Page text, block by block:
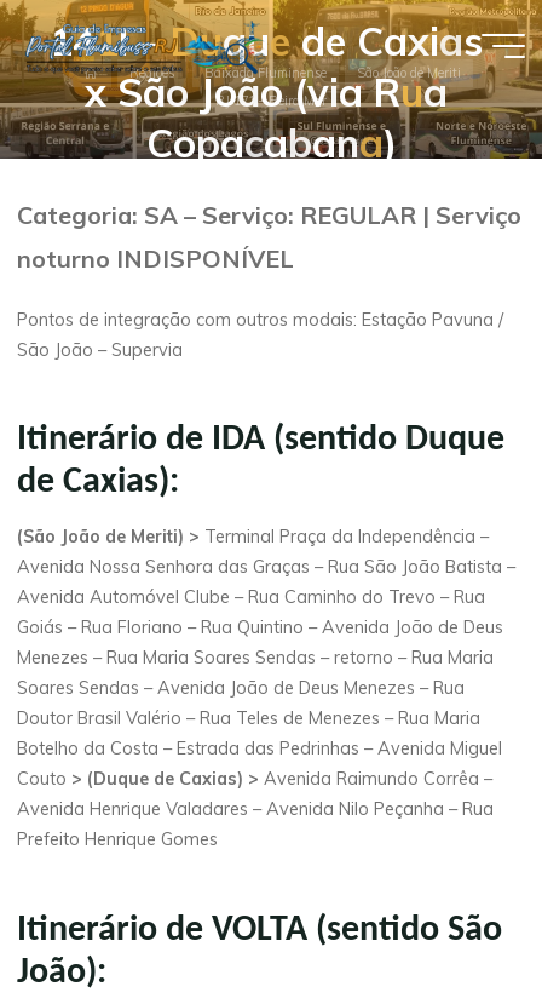
Pular
para
o
conteúdo
Guia de
Empresas
- Portal
RJ
141I – Duque de Caxias
x São João (via Rua
Copacabana)
Página
inicial
Regiões Baixada Fluminense
São João de Meriti
RJ 171 – Beira Mar
Categoria: SA – Serviço: REGULAR | Serviço
noturno INDISPONÍVEL
Pontos de integração com outros modais: Estação Pavuna /
São João – Supervia
Itinerário de IDA (sentido Duque
de Caxias):
(São João de Meriti) > Terminal Praça da Independência –
Avenida Nossa Senhora das Graças – Rua São João Batista –
Avenida Automóvel Clube – Rua Caminho do Trevo – Rua
Goiás – Rua Floriano – Rua Quintino – Avenida João de Deus
Menezes – Rua Maria Soares Sendas – retorno – Rua Maria
Soares Sendas – Avenida João de Deus Menezes – Rua
Doutor Brasil Valério – Rua Teles de Menezes – Rua Maria
Botelho da Costa – Estrada das Pedrinhas – Avenida Miguel
Couto > (Duque de Caxias) >Avenida Raimundo Corrêa –
Avenida Henrique Valadares – Avenida Nilo Peçanha – Rua
Prefeito Henrique Gomes
Itinerário de VOLTA (sentido São
João):